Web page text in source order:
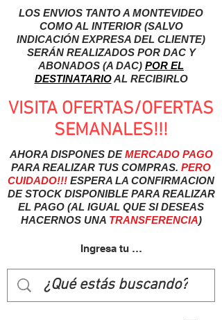
LOS ENVIOS TANTO A MONTEVIDEO
COMO AL INTERIOR (SALVO
INDICACIÓN EXPRESA DEL CLIENTE)
SERÁN REALIZADOS POR DAC Y
ABONADOS (A DAC) POR EL
DESTINATARIOAL RECIBIRLO
VISITA OFERTAS/OFERTAS
SEMANALES!!!
AHORA DISPONES DEMERCADO PAGO
PARA REALIZAR TUS COMPRAS. PERO
CUIDADO!!! ESPERA LA CONFIRMACION
DE STOCK DISPONIBLE PARA REALIZAR
EL PAGO (AL IGUAL QUE SI DESEAS
HACERNOS UNA TRANSFERENCIA)
Ingresa tu usuairo